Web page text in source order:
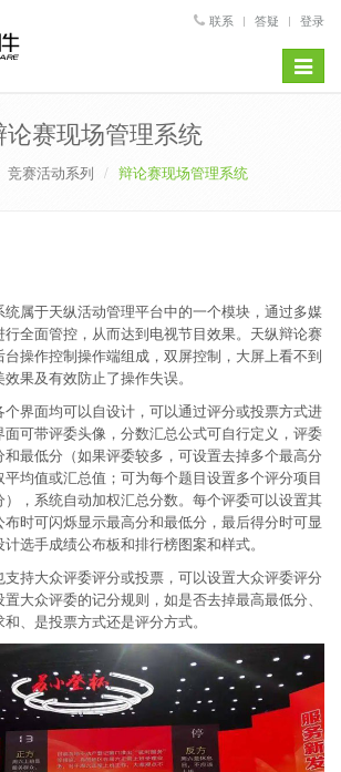
联系 答疑 登录
Toggle
论赛现场管理系统
竞赛活动系列 辩论赛现场管理系统
属于天纵活动管理平台中的一个模块，通过多媒
全面管控，从而达到电视节目效果。天纵辩论赛
操作控制操作端组成，双屏控制，大屏上看不到
果及有效防止了操作失误。
界面均可以自设计，可以通过评分或投票方式进
可带评委头像，分数汇总公式可自行定义，评委
最低分（如果评委较多，可设置去掉多个最高分
均值或汇总值；可为每个题目设置多个评分项目
），系统自动加权汇总分数。每个评委可以设置其
时可闪烁显示最高分和最低分，最后得分时可显
选手成绩公布板和排行榜图案和样式。
持大众评委评分或投票，可以设置大众评委评分
大众评委的记分规则，如是否去掉最高最低分、
、是投票方式还是评分方式。